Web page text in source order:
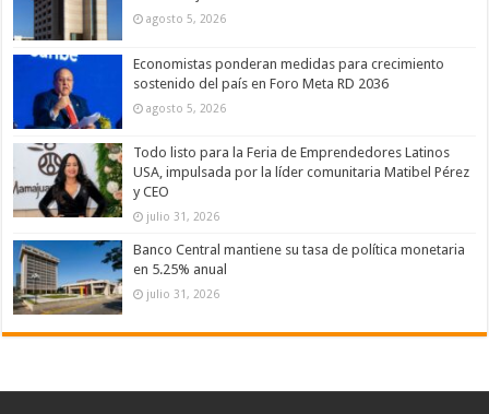
agosto 5, 2026
Economistas ponderan medidas para crecimiento
sostenido del país en Foro Meta RD 2036
agosto 5, 2026
Todo listo para la Feria de Emprendedores Latinos
USA, impulsada por la líder comunitaria Matibel Pérez
y CEO
julio 31, 2026
Banco Central mantiene su tasa de política monetaria
en 5.25% anual
julio 31, 2026